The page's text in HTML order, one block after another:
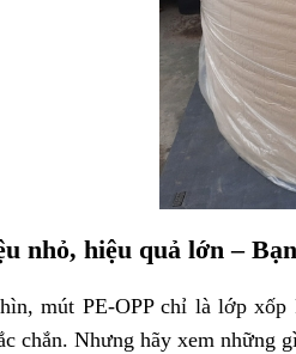
nhỏ, hiệu quả lớn –
mút PE-OPP chỉ là lớp xốp
chắn. Nhưng hãy xem những